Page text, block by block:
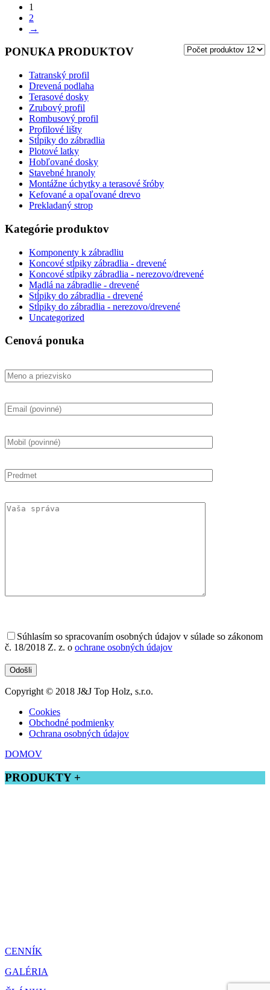
1
2
→
PONUKA PRODUKTOV
Tatranský profil
Drevená podlaha
Terasové dosky
Zrubový profil
Rombusový profil
Profilové lišty
Stĺpiky do zábradlia
Plotové latky
Hobľované dosky
Stavebné hranoly
Montážne úchytky a terasové šróby
Kefované a opaľované drevo
Prekladaný strop
Kategórie produktov
Komponenty k zábradliu
Koncové stĺpiky zábradlia - drevené
Koncové stĺpiky zábradlia - nerezovo/drevené
Madlá na zábradlie - drevené
Stĺpiky do zábradlia - drevené
Stĺpiky do zábradlia - nerezovo/drevené
Uncategorized
Cenová ponuka
Súhlasím so spracovaním osobných údajov v súlade so zákonom
č. 18/2018 Z. z. o ochrane osobných údajov
Copyright © 2018 J&J Top Holz, s.r.o.
Cookies
Obchodné podmienky
Ochrana osobných údajov
DOMOV
PRODUKTY +
CENNÍK
GALÉRIA